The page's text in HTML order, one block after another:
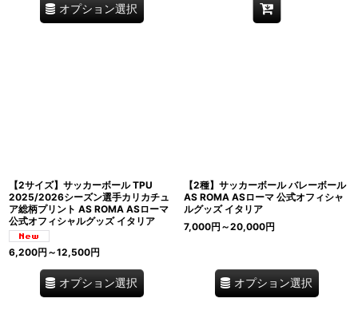
オプション選択
【2サイズ】サッカーボール TPU
2025/2026シーズン選手カリカチュ
ア総柄プリント AS ROMA ASローマ
公式オフィシャルグッズ イタリア
6,200円 ～12,500円
オプション選択
【2種】サッカーボール バレーボール
AS ROMA ASローマ 公式オフィシャ
ルグッズ イタリア
7,000円 ～20,000円
オプション選択